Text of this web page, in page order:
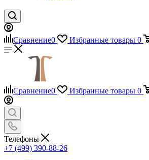
Сравнение0 Избранные товары 0
Сравнение0 Избранные товары 0
Телефоны
+7 (499) 390-88-26